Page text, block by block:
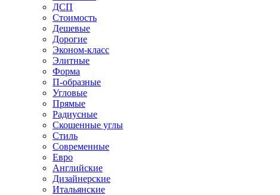
ДСП
Стоимость
Дешевые
Дорогие
Эконом-класс
Элитные
Форма
П-образные
Угловые
Прямые
Радиусные
Скошенные углы
Стиль
Современные
Евро
Английские
Дизайнерские
Итальянские